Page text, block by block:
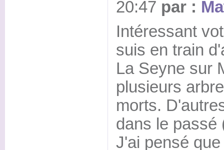
20:47 par :
Intéressant
suis en train
La Seyne sur
plusieurs
morts.
dans le passé
J'ai pensé